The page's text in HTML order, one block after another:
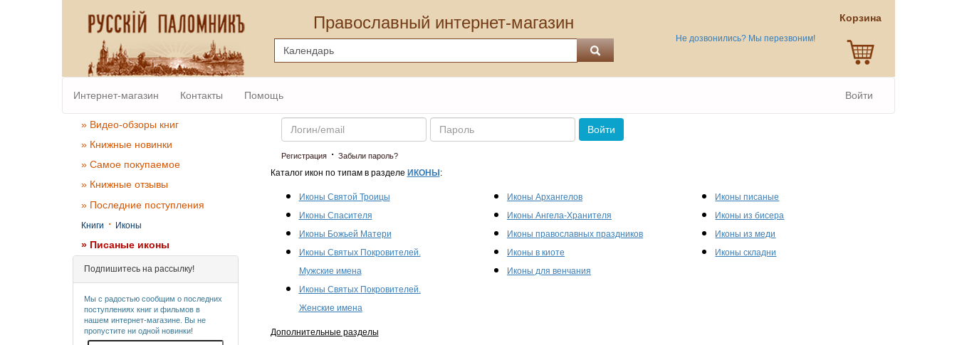
Православный интернет-магазин
Не дозвонились? Мы перезвоним!
Корзина
Интернет-магазин Контакты Помощь Войти
» Видео-обзоры книг
» Книжные новинки
» Самое покупаемое
» Книжные отзывы
» Последние поступления
Книги · Иконы
» Писаные иконы
Подпишитесь на рассылку!
Мы с радостью сообщим о последних
поступлениях книг и фильмов в
нашем интернет-магазине. Вы не
пропустите ни одной новинки!
Email Пароль
Войти
Регистрация· Забыли пароль?
Каталог икон по типам в разделе ИКОНЫ :
Иконы Святой Троицы
Иконы Спасителя
Иконы Божьей Матери
Иконы Святых Покровителей.
Мужские имена
Иконы Святых Покровителей.
Женские имена
Иконы Архангелов
Иконы Ангела-Хранителя
Иконы православных праздников
Иконы в киоте
Иконы для венчания
Иконы писаные
Иконы из бисера
Иконы из меди
Иконы складни
Дополнительные разделы